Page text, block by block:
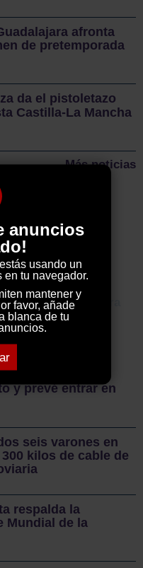
anuncios
usando un
tu navegador.
mantener y
favor, añade
blanca de tu
afronta
de pretemporada
da el pistoletazo
Castilla-La Mancha
Más noticias
regional
Pleno
Pedro Díaz
torija
Tajo-Segura
y prevé entrar en
seis varones en
kilos de cable de
respalda la
Mundial de la